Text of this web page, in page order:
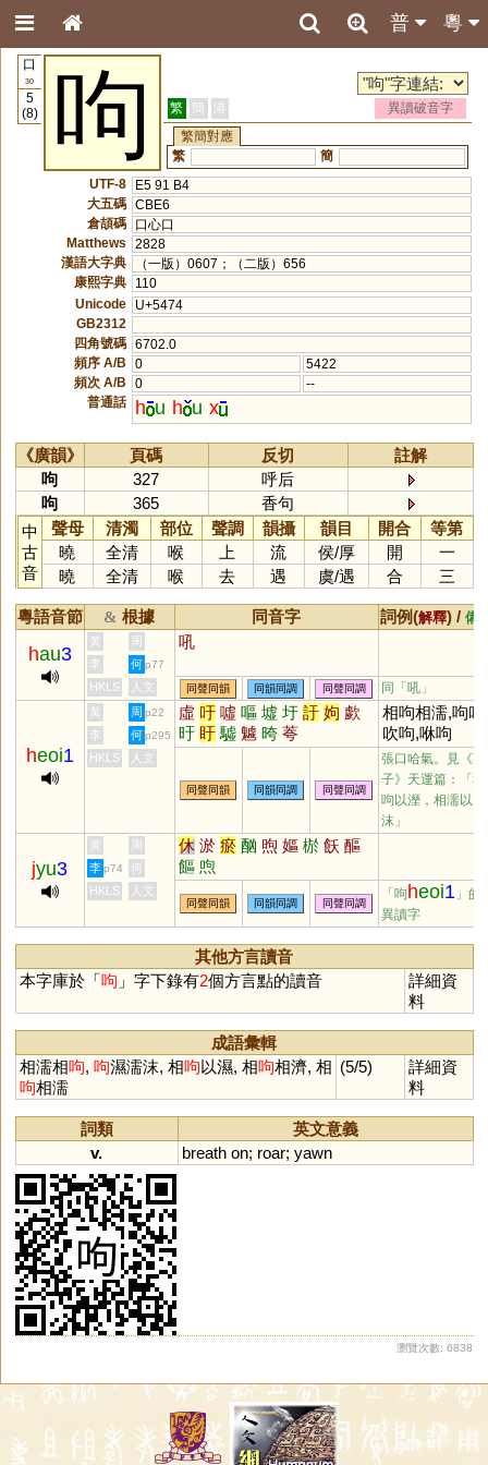
粵
普
口
30
5
(8)
呴 繁 簡 港
異讀破音字
繁簡對應
繁
簡
UTF-8
E5 91 B4
大五碼 CBE6
倉頡碼
口心口
Matthews
2828
漢語大字典
（一版）0607；（二版）656
康熙字典
110
Unicode
U+5474
GB2312
四角號碼 6702.0
頻序 A/B
0
5422
頻次 A/B
0
--
普通話
h u h u x
《廣韻》 頁碼 反切
註解
呴
327
呼后
呴
365
香句
中
古
音
聲母 清濁 部位 聲調 韻攝 韻目 開合
等第
曉
全清 喉 上 流 侯/厚 開
一
曉
全清 喉 去 遇 虞/遇 合 三
粵語音節 & 根據 同音字 詞例(解釋) / 備
hau3
黃 周 吼
李 何 p77
HKLS 人文 同聲同韻 同韻同調 同聲同調 同「吼 」
heoi1
黃 周 p22 虛 吁 噓 嘔 墟 圩 訏 姁 歔
旴 盱 驉 魖 晇 荂
相呴相濡,呴吁,
吹呴,咻呴
李 何 p295
HKLS 人文
同聲同韻 同韻同調 同聲同調
張口哈氣。見《莊
子》天運篇：「相
呴以溼，相濡以
沫」
jyu3
黃 周 休 淤 瘀 酗 煦 嫗 棜 飫 醧
饇 喣
李 p74
何
HKLS
人文
同聲同韻 同韻同調 同聲同調
「呴 heoi1 」的
異讀字
其他方言讀音
本字庫於「呴 」字下錄有2個方言點的讀音
詳細資
料
成語彙輯
相濡相呴, 呴濕濡沫, 相呴以濕, 相呴相濟, 相
呴相濡
(5/5)
詳細資
料
詞類
英文意義
v.
breath on; roar; yawn
瀏覽次數: 6838